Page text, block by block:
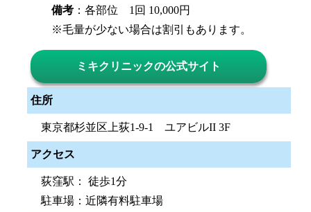
備考 ：各部位 1回 10,000円
※毛量が少ない場合は割引もあります。
ミキクリニックの公式サイト
住所
東京都杉並区上荻1-9-1 ユアビルII 3F
アクセス
荻窪駅： 徒歩1分
駐車場：近隣有料駐車場